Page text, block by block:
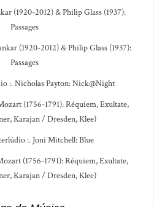
(1920-2012) & Philip Glass (1937):
Passages
(1920-2012) & Philip Glass (1937):
Passages
:. Nicholas Payton: Nick@Night
(1756-1791): Réquiem, Exultate,
Karajan / Dresden, Klee)
:. Joni Mitchell: Blue
(1756-1791): Réquiem, Exultate,
Karajan / Dresden, Klee)